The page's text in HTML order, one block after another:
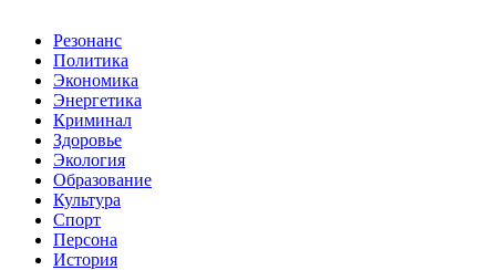
Резонанс
Политика
Экономика
Энергетика
Криминал
Здоровье
Экология
Образование
Культура
Спорт
Персона
История